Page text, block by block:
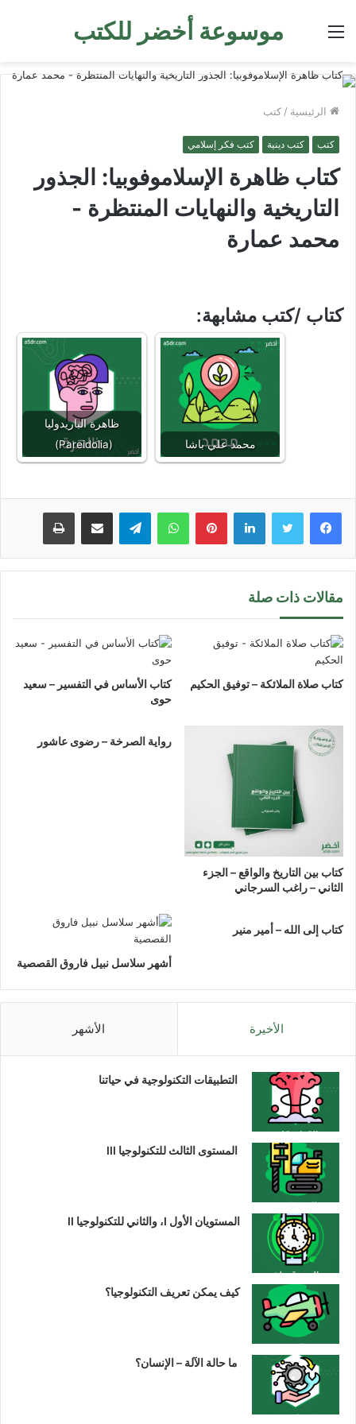
موسوعة أخضر للكتب القائمة
الرئيسية / كتب
كتب كتب دينية كتب فكر إسلامي
كتاب ‫ظاهرة الإسلاموفوبيا: الجذور
التاريخية والنهايات المنتظرة ‬-
محمد عمارة
كتاب /كتب مشابهة:
ظاهرة الباريدوليا
(Pareidolia)
محمد علي باشا
لينكدإن بينتيريستواتساب تيلقرام مشاركة عبر البريد طباعة
مقالات ذات صلة
كتاب صلاة الملائكة – توفيق الحكيم
كتاب الأساس في التفسير – سعيد
حوى
كتاب بين التاريخ والواقع – الجزء
الثاني – راغب السرجاني
رواية الصرخة – رضوى عاشور
كتاب إلى الله – أمير منير
أشهر سلاسل نبيل فاروق القصصية
الأخيرة الأشهر
التطبيقات التكنولوجية في حياتنا
المستوى الثالث للتكنولوجيا III
المستويان الأول I، والثاني للتكنولوجيا II
كيف يمكن تعريف التكنولوجيا؟
ما حالة الآلة – الإنسان؟